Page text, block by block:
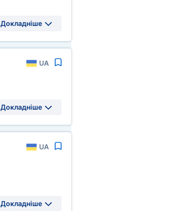
Докладніше
UA
Докладніше
UA
Докладніше